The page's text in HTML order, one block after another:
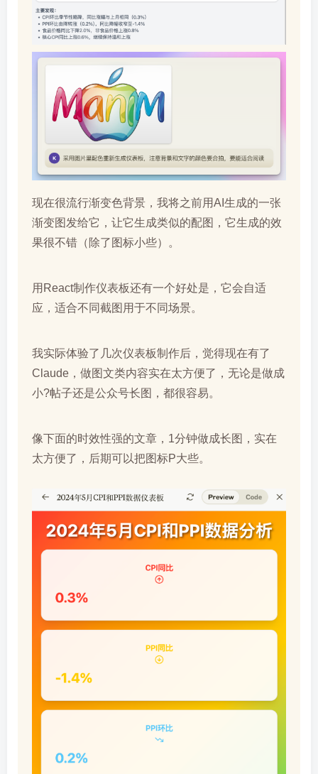
现在很流行渐变色背景，我将之前用AI生成的一张
渐变图发给它，让它生成类似的配图，它生成的效
果很不错（除了图标小些）。
用React制作仪表板还有一个好处是，它会自适
应，适合不同截图用于不同场景。
我实际体验了几次仪表板制作后，觉得现在有了
Claude，做图文类内容实在太方便了，无论是做成
小?帖子还是公众号长图，都很容易。
像下面的时效性强的文章，1分钟做成长图，实在
太方便了，后期可以把图标P大些。